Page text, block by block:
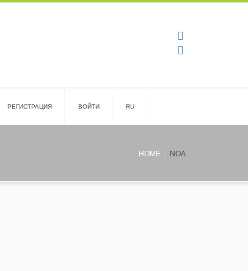
PЕГИСТРАЦИЯ ВОЙТИ RU
HOME NOA